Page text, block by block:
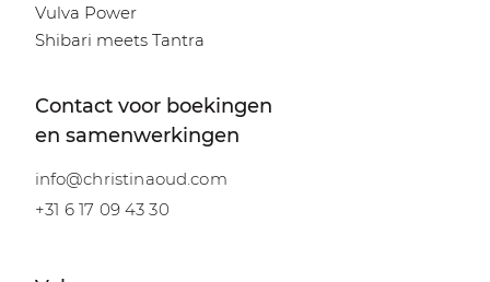
Contact voor boekingen
en samenwerkingen
info@christinaoud.com
+31 6 17 09 43 30
Vulva Power
Shibari meets Tantra